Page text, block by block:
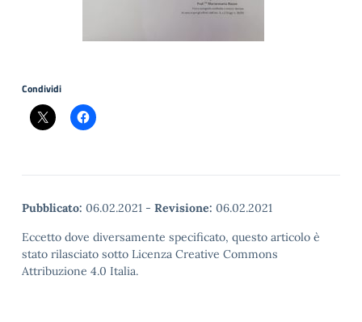
Condividi
Pubblicato: 06.02.2021 - Revisione: 06.02.2021
Eccetto dove diversamente specificato, questo articolo è
stato rilasciato sotto Licenza Creative Commons
Attribuzione 4.0 Italia.